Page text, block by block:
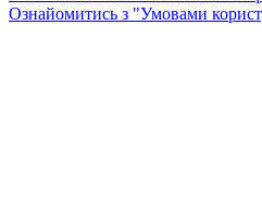
Ознайомитись з "Умовами